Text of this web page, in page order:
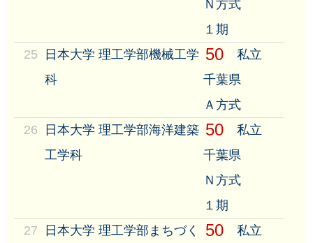
Ｎ方式
１期
25
日本大学 理工学部機械工学
科
50
私立
千葉県
Ａ方式
26
日本大学 理工学部海洋建築
工学科
50
私立
千葉県
Ｎ方式
１期
27
日本大学 理工学部まちづく
50
私立